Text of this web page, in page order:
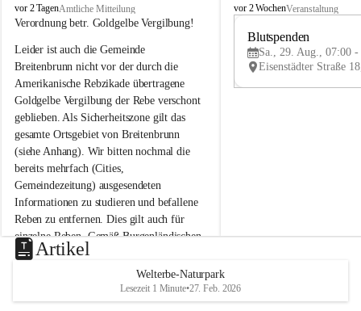
B
r
i
t
e
n
b
r
u
n
n
a
m
N
e
u
s
d
vor 2 TagenAmtliche Mitteilung
Verordnung betr. Goldgelbe Vergilbung!
Leider ist auch die Gemeinde
Breitenbrunn nicht vor der durch die
Amerikanische Rebzikade übertragene
Goldgelbe Vergilbung der Rebe verschont
geblieben. Als Sicherheitszone gilt das
gesamte Ortsgebiet von Breitenbrunn
(siehe Anhang). Wir bitten nochmal die
bereits mehrfach (Cities,
Gemeindezeitung) ausgesendeten
Informationen zu studieren und befallene
Reben zu entfernen. Dies gilt auch für
einzelne Reben. Gemäß Burgenländischen
Weinbaugesetz sind nicht gepflegte oder
unzulässige Weingärten zu roden! Bitte
helfen wir zusammen um unsere Winzer
vor den prognostizierten Ernteausfällen
B
e
u
e
d
vor 2 WochenVeranstaltung
Blutspenden
Sa., 29. Aug., 07:00 -
Artikel
Welterbe-Naturpark
Lesezeit 1 Minute•27. Feb. 2026